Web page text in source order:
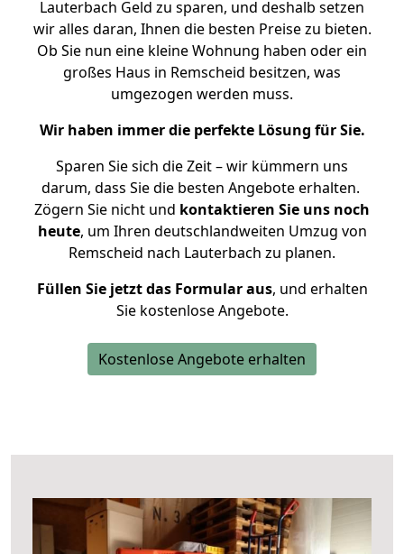
Lauterbach Geld zu sparen, und deshalb setzen
wir alles daran, Ihnen die besten Preise zu bieten.
Ob Sie nun eine kleine Wohnung haben oder ein
großes Haus in Remscheid besitzen, was
umgezogen werden muss.
Wir haben immer die perfekte Lösung für Sie.
Sparen Sie sich die Zeit – wir kümmern uns
darum, dass Sie die besten Angebote erhalten.
Zögern Sie nicht und kontaktieren Sie uns noch
heute, um Ihren deutschlandweiten Umzug von
Remscheid nach Lauterbach zu planen.
Füllen Sie jetzt das Formular aus, und erhalten
Sie kostenlose Angebote.
Kostenlose Angebote erhalten